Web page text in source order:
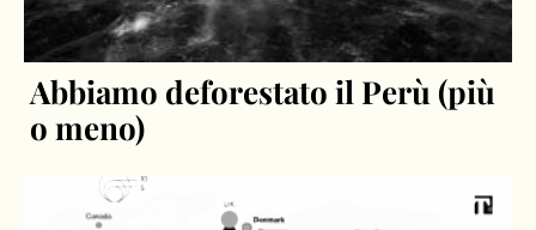
Abbiamo deforestato il Perù (più
o meno)